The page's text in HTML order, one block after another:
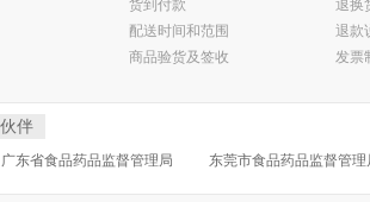
货到付款
配送时间和范围
商品验货及签收
退换
退款
发票
伴
广东省食品药品监督管理局 东莞市食品药品监督管理